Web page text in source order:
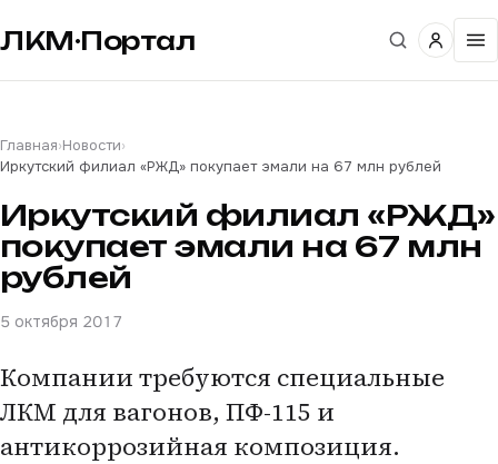
ЛКМ·Портал
Главная›Новости›
Иркутский филиал «РЖД» покупает эмали на 67 млн рублей
Иркутский филиал «РЖД»
покупает эмали на 67 млн
рублей
5 октября 2017
Компании требуются специальные
ЛКМ для вагонов, ПФ-115 и
антикоррозийная композиция.